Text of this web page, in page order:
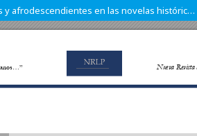
Personajes africanos y afrodescendientes en las novelas históricas de Eduardo Acevedo Díaz